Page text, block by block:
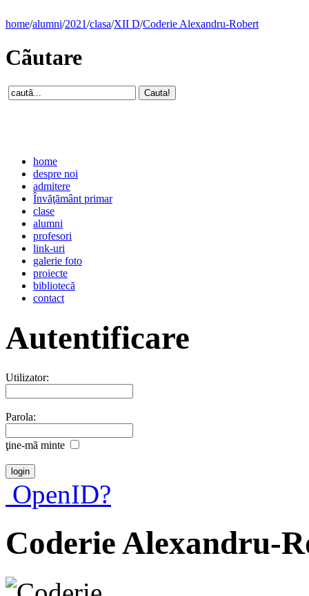
home/alumni/2021/clasa/XII D/Coderie Alexandru-Robert
Cãutare
home
despre noi
admitere
Învăţământ primar
clase
alumni
profesori
link-uri
galerie foto
proiecte
bibliotecă
contact
Autentificare
Utilizator:
Parola:
ţine-mã minte
OpenID?
Coderie Alexandru-